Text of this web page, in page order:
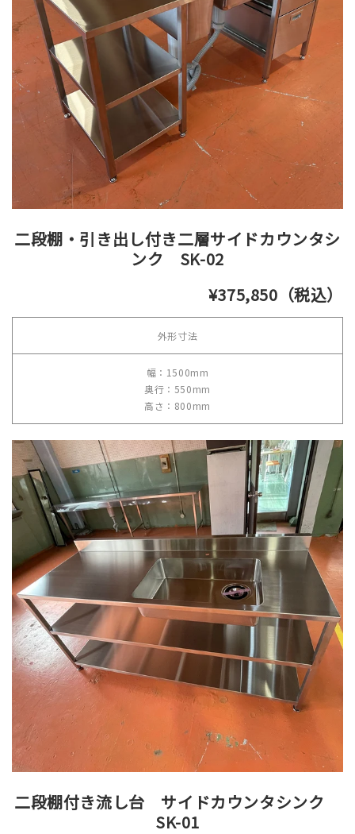
二段棚・引き出し付き二層サイドカウンタシ
ンク SK-02
¥375,850（税込）
外形寸法
幅：1500mm
奥行：550mm
高さ：800mm
二段棚付き流し台 サイドカウンタシンク
SK-01